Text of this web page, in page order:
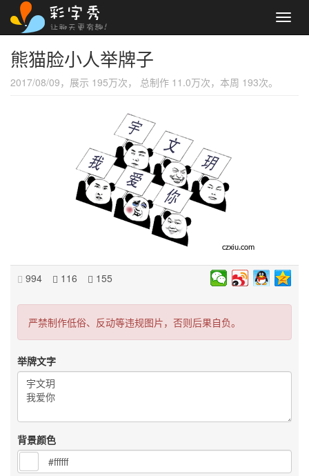
熊猫脸小人举牌子
2017/08/09，展示 195万次， 总制作 11.0万次，本周 193次。
994 116 155
严禁制作低俗、反动等违规图片，否则后果自负。
举牌文字
背景颜色